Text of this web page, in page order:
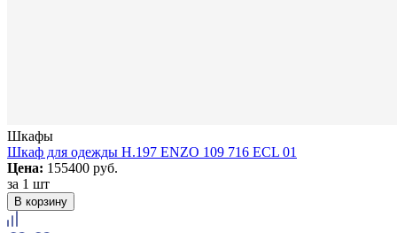
Шкафы
Шкаф для одежды H.197 ENZO 109 716 ECL 01
Цена: 155400 руб.
за 1 шт
В корзину